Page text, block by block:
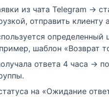
из чата Telegram →
отправить
шаблон «Возврат
ответа 4 часа →
на «Ожидание